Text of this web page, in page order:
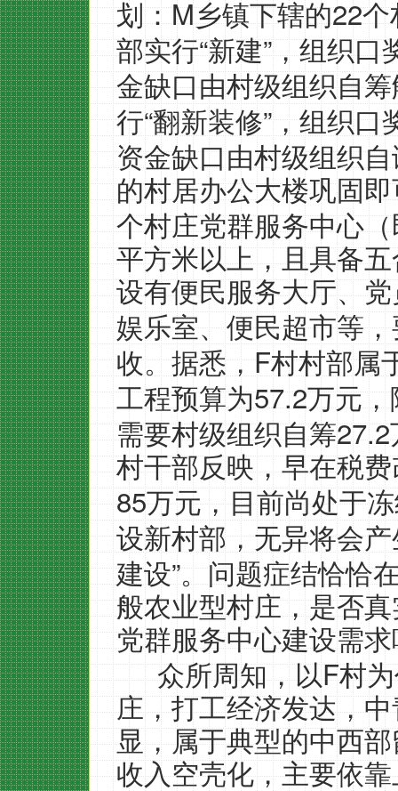
划：M乡镇下辖的22个
部实行“新建”，组织口
金缺口由村级组织自
行“翻新装修”，组织口
资金缺口由村级组织
的村居办公大楼巩固
个村庄党群服务中心
平方米以上，且具备
设有便民服务大厅、
娱乐室、便民超市等
收。据悉，F村村部属
工程预算为57.2万元，
需要村级组织自筹27.2
村干部反映，早在税
85万元，目前尚处于
设新村部，无异将会
建设”。问题症结恰恰
般农业型村庄，是否
党群服务中心建设需
众所周知，以F村
庄，打工经济发达，
显，属于典型的中西
收入空壳化，主要依